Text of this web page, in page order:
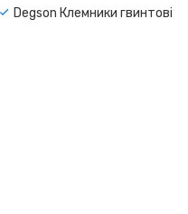
Degson Клемники гвинтові